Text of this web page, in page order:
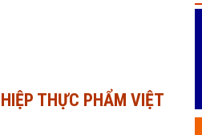
THỰC PHẨM VIỆT